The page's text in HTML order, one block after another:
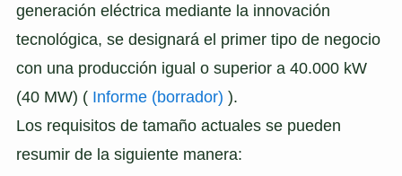
generación eléctrica mediante la innovación
tecnológica, se designará el primer tipo de negocio
con una producción igual o superior a 40.000 kW
(40 MW) ( Informe (borrador) ).
Los requisitos de tamaño actuales se pueden
resumir de la siguiente manera: